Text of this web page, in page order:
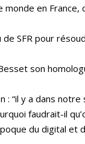
en France,
de SFR pour
son
: “il y a dans
faudrait-il
du digital et